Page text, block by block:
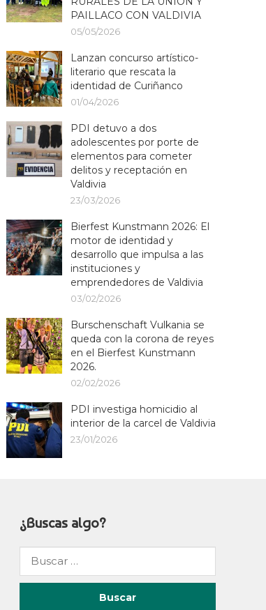
PAILLACO CON VALDIVIA
05/05/2026
Lanzan concurso artístico-
literario que rescata la
identidad de Curiñanco
01/04/2026
PDI detuvo a dos
adolescentes por porte de
elementos para cometer
delitos y receptación en
Valdivia
23/03/2026
Bierfest Kunstmann 2026: El
motor de identidad y
desarrollo que impulsa a las
instituciones y
emprendedores de Valdivia
03/02/2026
Burschenschaft Vulkania se
queda con la corona de reyes
en el Bierfest Kunstmann
2026.
02/02/2026
PDI investiga homicidio al
interior de la carcel de Valdivia
23/01/2026
¿Buscas algo?
Buscar
por: